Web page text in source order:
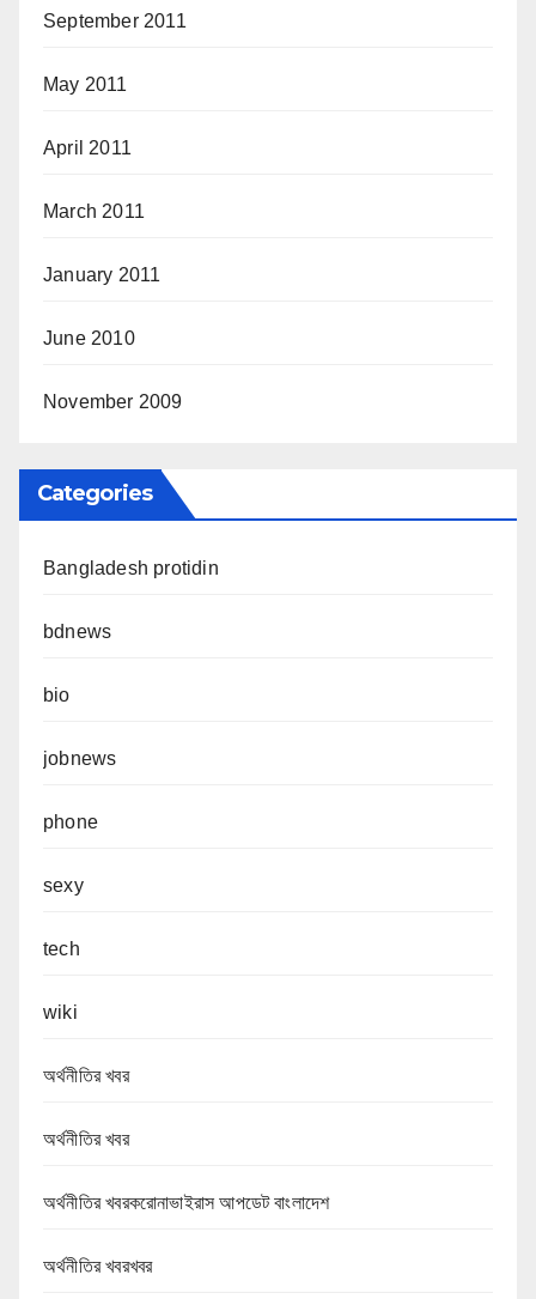
September 2011
May 2011
April 2011
March 2011
January 2011
June 2010
November 2009
Categories
Bangladesh protidin
bdnews
bio
jobnews
phone
sexy
tech
wiki
অর্থনীতির খবর
অর্থনীতির খবর
অর্থনীতির খবরকরোনাভাইরাস আপডেট বাংলাদেশ
অর্থনীতির খবরখবর